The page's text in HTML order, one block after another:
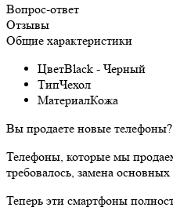
Вопрос-ответ
Отзывы
Общие характеристики
ЦветBlack - Черный
ТипЧехол
МатериалКожа
Вы продаете новые телефоны?
Телефоны, которые мы
требовалось, замена
Теперь эти смартфоны